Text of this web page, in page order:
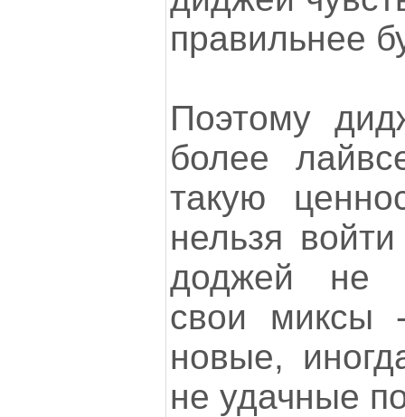
правильнее
Поэтому
более
такую
нельзя
доджей не
свои миксы
новые,
не удачные